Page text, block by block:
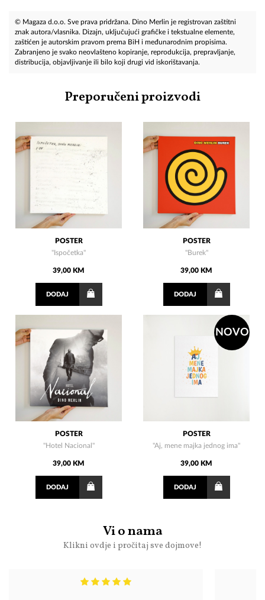
© Magaza d.o.o. Sve prava pridržana. Dino Merlin je registrovan zaštitni
znak autora/vlasnika. Dizajn, uključujući grafičke i tekstualne elemente,
zaštićen je autorskim pravom prema BiH i međunarodnim propisima.
Zabranjeno je svako neovlašteno kopiranje, reprodukcija, prepravljanje,
distribucija, objavljivanje ili bilo koji drugi vid iskorištavanja.
Preporučeni proizvodi
POSTER
''Ispočetka''
39,00 KM
DODAJ
POSTER
''Burek''
39,00 KM
DODAJ
POSTER
''Hotel Nacional''
39,00 KM
DODAJ
NOVO
POSTER
"Aj, mene majka jednog ima"
39,00 KM
DODAJ
Vi o nama
Klikni ovdje i pročitaj sve dojmove!